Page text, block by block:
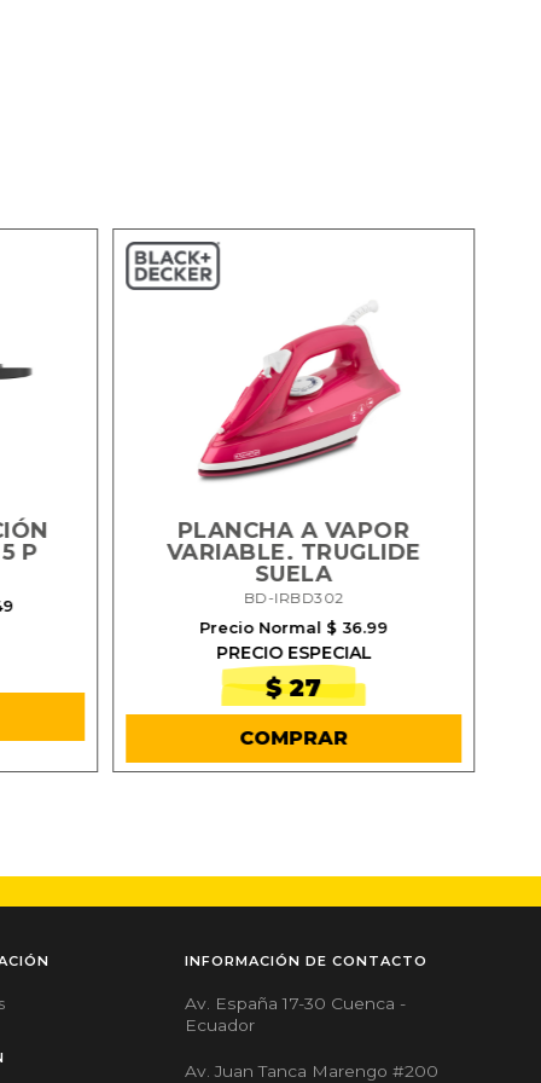
P
PLANCHA A VAPOR
VARIABLE. TRUGLIDE
SUELA
BD-IRBD302
Precio Normal $ 36.99
PRECIO ESPECIAL
$ 27
COMPRAR
INFORMACIÓN DE CONTACTO
Av. España 17-30 Cuenca -
Ecuador
Av. Juan Tanca Marengo #200